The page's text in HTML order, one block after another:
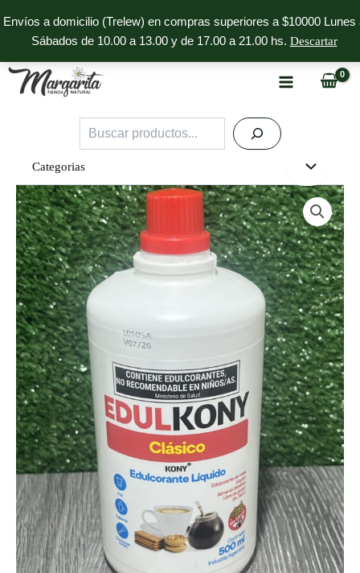
Envíos a domicilio (Trelew) en compras superiores a $10000 Lunes
Sábados de 10.00 a 13.00 y de 17.00 a 21.00 hs. Descartar
al
contenido
Buscar
Categorias
Edulcorante
Líquido
Edulkony
cantidad